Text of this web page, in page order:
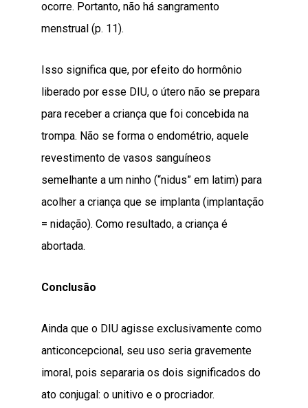
ocorre. Portanto, não há sangramento
menstrual (p. 11).
Isso significa que, por efeito do hormônio
liberado por esse DIU, o útero não se prepara
para receber a criança que foi concebida na
trompa. Não se forma o endométrio, aquele
revestimento de vasos sanguíneos
semelhante a um ninho (“nidus” em latim) para
acolher a criança que se implanta (implantação
= nidação). Como resultado, a criança é
abortada.
Conclusão
Ainda que o DIU agisse exclusivamente como
anticoncepcional, seu uso seria gravemente
imoral, pois separaria os dois significados do
ato conjugal: o unitivo e o procriador.